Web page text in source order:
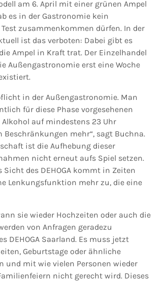
am 6. April mit einer grünen Ampel
es in der Gastronomie kein
zusammenkommen dürfen. In der
ist das verboten: Dabei gibt es
Ampel in Kraft trat. Der Einzelhandel
Außengastronomie erst eine Woche
in der Außengastronomie. Man
für diese Phase vorgesehenen
auf mindestens 23 Uhr
mehr“, sagt Buchna.
ist die Aufhebung dieser
nicht erneut aufs Spiel setzen.
des DEHOGA kommt in Zeiten
Lenkungsfunktion mehr zu, die eine
sie wieder Hochzeiten oder auch die
von Anfragen geradezu
DEHOGA Saarland. Es muss jetzt
Geburtstage oder ähnliche
und mit wie vielen Personen wieder
nicht gerecht wird. Dieses